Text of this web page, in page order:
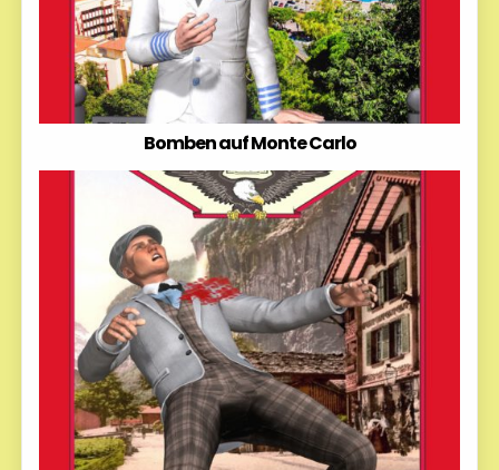
Bomben auf Monte Carlo